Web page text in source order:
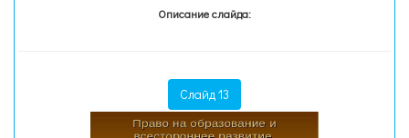
Описание слайда:
Слайд 13